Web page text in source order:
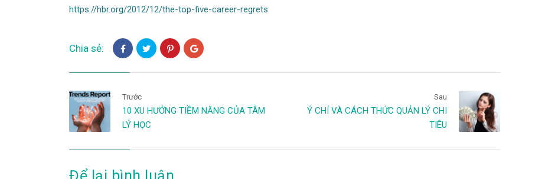
https://hbr.org/2012/12/the-top-five-career-regrets
Chia sẻ:
Trước
10 XU HƯỚNG TIỀM NĂNG CỦA TÂM
LÝ HỌC
Sau
Ý CHÍ VÀ CÁCH THỨC QUẢN LÝ CHI
TIÊU